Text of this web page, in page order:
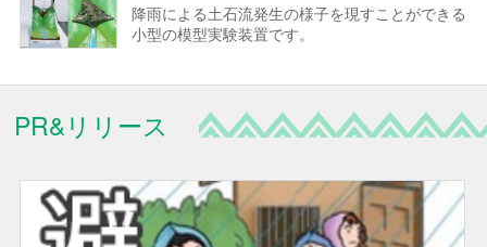
降雨による土石流発生の様子を現すことができる
小型の模型実験装置です。
PR&リリース